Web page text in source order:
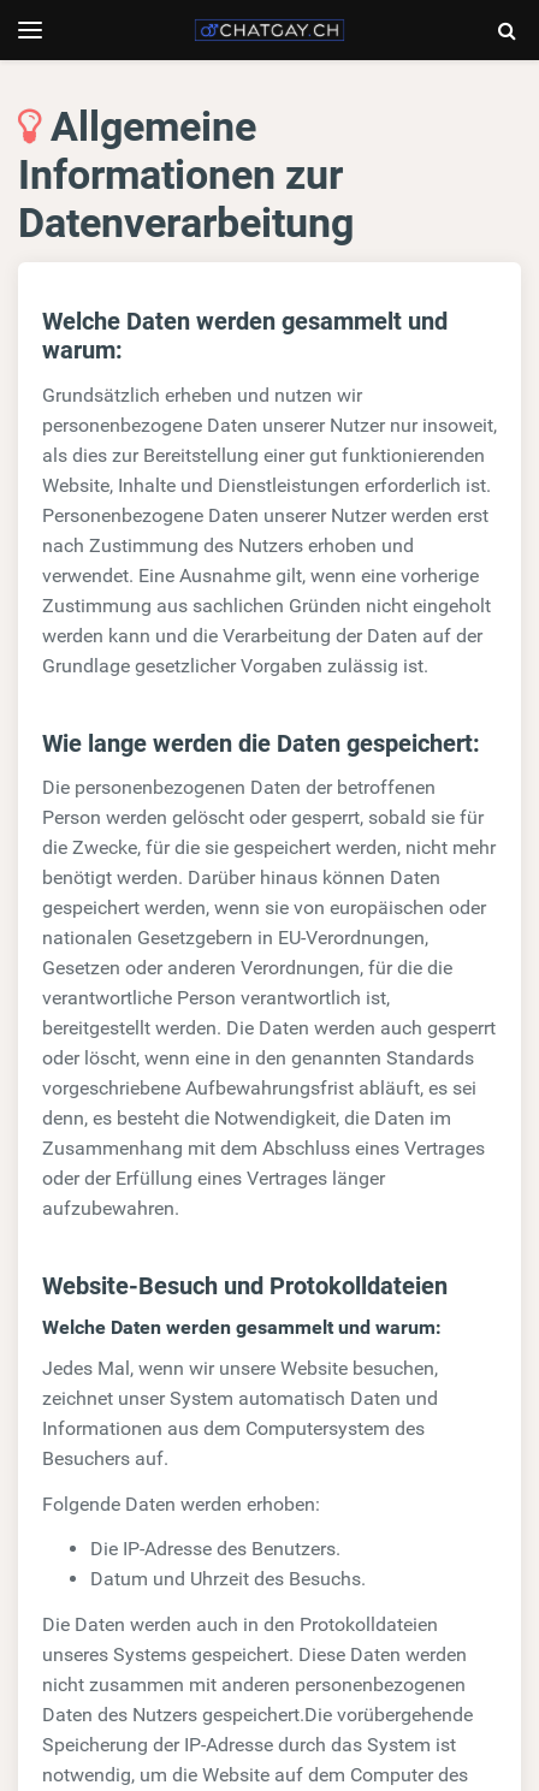
navigation
Allgemeine
Informationen zur
Datenverarbeitung
Welche Daten werden gesammelt und
warum:
Grundsätzlich erheben und nutzen wir
personenbezogene Daten unserer Nutzer nur insoweit,
als dies zur Bereitstellung einer gut funktionierenden
Website, Inhalte und Dienstleistungen erforderlich ist.
Personenbezogene Daten unserer Nutzer werden erst
nach Zustimmung des Nutzers erhoben und
verwendet. Eine Ausnahme gilt, wenn eine vorherige
Zustimmung aus sachlichen Gründen nicht eingeholt
werden kann und die Verarbeitung der Daten auf der
Grundlage gesetzlicher Vorgaben zulässig ist.
Wie lange werden die Daten gespeichert:
Die personenbezogenen Daten der betroffenen
Person werden gelöscht oder gesperrt, sobald sie für
die Zwecke, für die sie gespeichert werden, nicht mehr
benötigt werden. Darüber hinaus können Daten
gespeichert werden, wenn sie von europäischen oder
nationalen Gesetzgebern in EU-Verordnungen,
Gesetzen oder anderen Verordnungen, für die die
verantwortliche Person verantwortlich ist,
bereitgestellt werden. Die Daten werden auch gesperrt
oder löscht, wenn eine in den genannten Standards
vorgeschriebene Aufbewahrungsfrist abläuft, es sei
denn, es besteht die Notwendigkeit, die Daten im
Zusammenhang mit dem Abschluss eines Vertrages
oder der Erfüllung eines Vertrages länger
aufzubewahren.
Website-Besuch und Protokolldateien
Welche Daten werden gesammelt und warum:
Jedes Mal, wenn wir unsere Website besuchen,
zeichnet unser System automatisch Daten und
Informationen aus dem Computersystem des
Besuchers auf.
Folgende Daten werden erhoben:
Die IP-Adresse des Benutzers.
Datum und Uhrzeit des Besuchs.
Die Daten werden auch in den Protokolldateien
unseres Systems gespeichert. Diese Daten werden
nicht zusammen mit anderen personenbezogenen
Daten des Nutzers gespeichert.Die vorübergehende
Speicherung der IP-Adresse durch das System ist
notwendig, um die Website auf dem Computer des